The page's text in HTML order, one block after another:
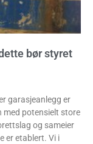
bør styret
garasjeanlegg er
med potensielt store
og sameier
er etablert. Vi i